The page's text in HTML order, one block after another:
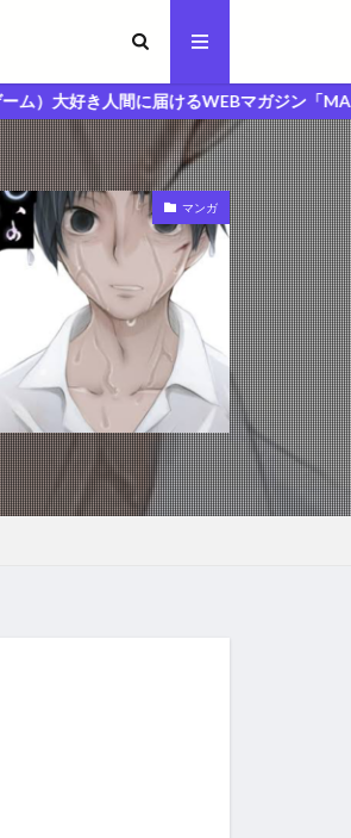
届けるWEBマガジン「MAGA人マガジン」
マンガ